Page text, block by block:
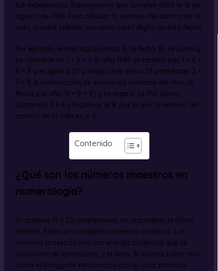
tus experiencias. Supongamos que cumples años el 18 de
agosto de 1989. Para calcular tu número del camino de la
vida, puedes saberlo sumando cada dígito de esta fecha.
Por ejemplo, el mes sigue siendo 8, la fecha 18, se suma y
se convierte en 1 + 8 = 9. El año 1989 se cambia por 1 + 9 +
8 + 9 y es igual a 27 y luego, se le suma 27 para hacer 2 +
7 = 9. A continuación, se suman los números del mes, la
fecha y el año (8 + 9 + 9) y se llega a 26. Por último,
sumamos 2 + 6 y llegamos al 8, por lo que tu número del
camino de la vida es el 8.
Contenido
¿Qué son los números maestros en
numerología?
Si obtienes 11 o 22, simplemente no redondeas el último
número. Estos se consideran números maestros. Los
números maestros son una energía poderosa que se
asocia con el aprendizaje, y el éxito. Si quieres saber más
sobre el Bhagyank relacionado con tu vida, entonces